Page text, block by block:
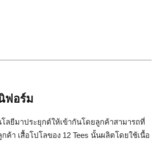
ฟอร์ม
ลยีมาประยุกต์ให้เข้ากันโดยลูกค้าสามารถที่
า เสื้อโปโลของ 12 Tees นั้นผลิตโดยใช้เนื้อ